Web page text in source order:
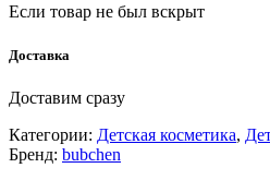
Если товар не был вскрыт
Доставка
Доставим сразу
Категории: Детская косметика,
Бренд: bubchen